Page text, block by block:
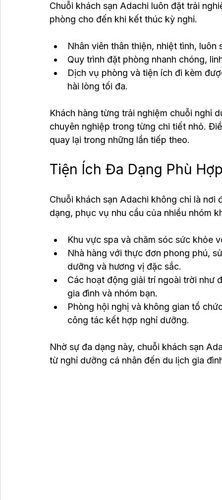
Chuỗi khách sạn Adachi luôn đặt trải
phòng cho đến khi kết thúc kỳ nghỉ.
Nhân viên thân thiện, nhiệt tình, luôn
Quy trình đặt phòng nhanh chóng,
Dịch vụ phòng và tiện ích đi kèm
hài lòng tối đa.
Khách hàng từng trải nghiệm chuỗi nghỉ
chuyên nghiệp trong từng chi tiết nhỏ.
quay lại trong những lần tiếp theo.
Tiện Ích Đa Dạng Phù
Chuỗi khách sạn Adachi không chỉ là
dạng, phục vụ nhu cầu của nhiều nhóm
Khu vực spa và chăm sóc sức khỏe
Nhà hàng với thực đơn phong phú,
dưỡng và hương vị đặc sắc.
Các hoạt động giải trí ngoài trời như
gia đình và nhóm bạn.
Phòng hội nghị và không gian tổ
công tác kết hợp nghỉ dưỡng.
Nhờ sự đa dạng này, chuỗi khách sạn
từ nghỉ dưỡng cá nhân đến du lịch gia